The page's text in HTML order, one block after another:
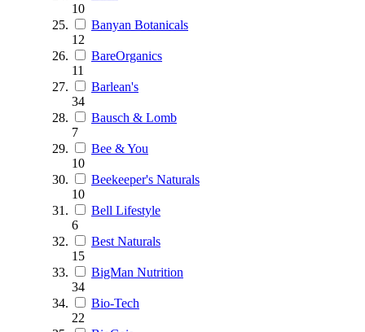
10
Banyan Botanicals
12
BareOrganics
11
Barlean's
34
Bausch & Lomb
7
Bee & You
10
Beekeeper's Naturals
10
Bell Lifestyle
6
Best Naturals
15
BigMan Nutrition
34
Bio-Tech
22